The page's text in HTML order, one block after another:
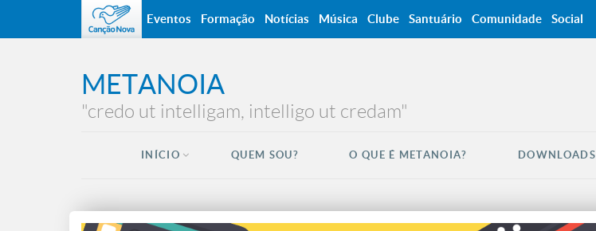
METANOIA
"credo ut intelligam, intelligo ut credam"
INÍCIO QUEM SOU? O QUE É METANOIA? DOWNLOADS
Eventos Formação Notícias Música Clube Santuário Comunidade Social